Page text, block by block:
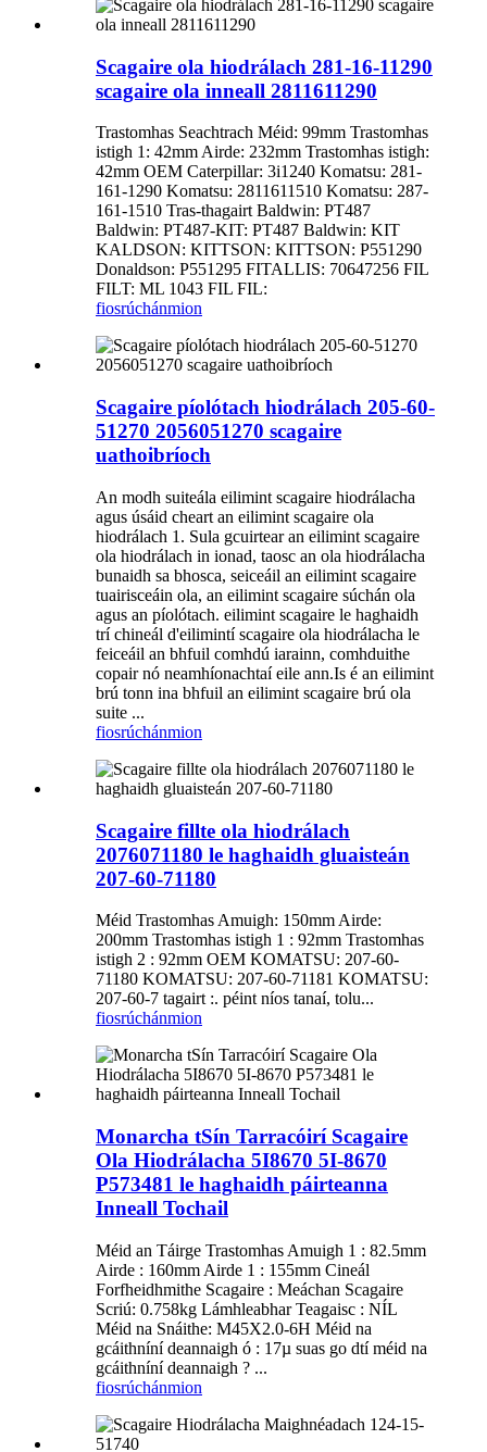
Scagaire ola hiodrálach 281-16-11290
scagaire ola inneall 2811611290
Trastomhas Seachtrach Méid: 99mm Trastomhas
istigh 1: 42mm Airde: 232mm Trastomhas istigh:
42mm OEM Caterpillar: 3i1240 Komatsu: 281-
161-1290 Komatsu: 2811611510 Komatsu: 287-
161-1510 Tras-thagairt Baldwin: PT487
Baldwin: PT487-KIT: PT487 Baldwin: KIT
KALDSON: KITTSON: KITTSON: P551290
Donaldson: P551295 FITALLIS: 70647256 FIL
FILT: ML 1043 FIL FIL:
fiosrúchánmion
Scagaire píolótach hiodrálach 205-60-
51270 2056051270 scagaire
uathoibríoch
An modh suiteála eilimint scagaire hiodrálacha
agus úsáid cheart an eilimint scagaire ola
hiodrálach 1. Sula gcuirtear an eilimint scagaire
ola hiodrálach in ionad, taosc an ola hiodrálacha
bunaidh sa bhosca, seiceáil an eilimint scagaire
tuairisceáin ola, an eilimint scagaire súchán ola
agus an píolótach. eilimint scagaire le haghaidh
trí chineál d'eilimintí scagaire ola hiodrálacha le
feiceáil an bhfuil comhdú iarainn, comhduithe
copair nó neamhíonachtaí eile ann.Is é an eilimint
brú tonn ina bhfuil an eilimint scagaire brú ola
suite ...
fiosrúchánmion
Scagaire fillte ola hiodrálach
2076071180 le haghaidh gluaisteán
207-60-71180
Méid Trastomhas Amuigh: 150mm Airde:
200mm Trastomhas istigh 1 : 92mm Trastomhas
istigh 2 : 92mm OEM KOMATSU: 207-60-
71180 KOMATSU: 207-60-71181 KOMATSU:
207-60-7 tagairt :. péint níos tanaí, tolu...
fiosrúchánmion
Monarcha tSín Tarracóirí Scagaire
Ola Hiodrálacha 5I8670 5I-8670
P573481 le haghaidh páirteanna
Inneall Tochail
Méid an Táirge Trastomhas Amuigh 1 : 82.5mm
Airde : 160mm Airde 1 : 155mm Cineál
Forfheidhmithe Scagaire : Meáchan Scagaire
Scriú: 0.758kg Lámhleabhar Teagaisc : NÍL
Méid na Snáithe: M45X2.0-6H Méid na
gcáithníní deannaigh ó : 17µ suas go dtí méid na
gcáithníní deannaigh ? ...
fiosrúchánmion